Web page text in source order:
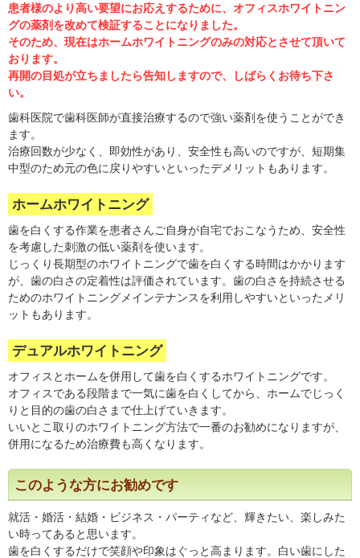
患者様のより高い要望にお応えするために、オフィスホワイトニン
グの薬剤を改めて検証することになりました。
そのため、現在はホームホワイトニングのみの対応とさせて頂いて
おります。
再開の目処が立ちましたら告知しますので、しばらくお待ち下さ
い。
歯科医院で歯科医師が直接治療するので強い薬剤を使うことができ
ます。
治療回数が少なく、即効性があり、安全性も高いのですが、短期集
中型のため元の色に戻りやすいといったデメリットもあります。
ホームホワイトニング
歯を白くする作業を患者さんご自身が自宅でおこなうため、安全性
を考慮した刺激の低い薬剤を使います。
じっくり長期型のホワイトニングで歯を白くする時間はかかります
が、歯の白さの定着性は評価されています。歯の白さを持続させる
ためのホワイトニングメインテナンスを利用しやすいといったメリ
ットもあります。
デュアルホワイトニング
オフィスとホームを併用して歯を白くするホワイトニングです。
オフィスである段階まで一気に歯を白くしてから、ホームでじっく
りと目的の歯の白さまで仕上げていきます。
いいとこ取りのホワイトニング方法で一番のお勧めになりますが、
併用になるため治療費も高くなります。
このような方にお勧めです
就活・婚活・結婚・ビジネス・パーティなど、輝きたい、楽しみた
い時ってあると思います。
歯を白くするだけで笑顔や印象はぐっと高まります。白い歯にした